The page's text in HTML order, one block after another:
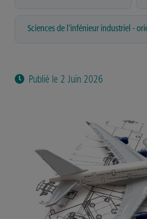
Sciences de l'infénieur industriel -
Publié le 2 Juin 2026